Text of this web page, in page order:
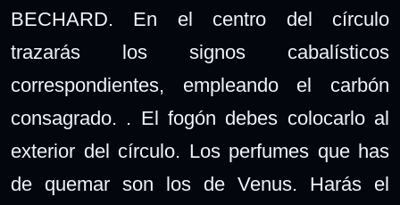
BECHARD. En el centro del círculo
trazarás los signos cabalísticos
correspondientes, empleando el carbón
consagrado. . El fogón debes colocarlo al
exterior del círculo. Los perfumes que has
de quemar son los de Venus. Harás el